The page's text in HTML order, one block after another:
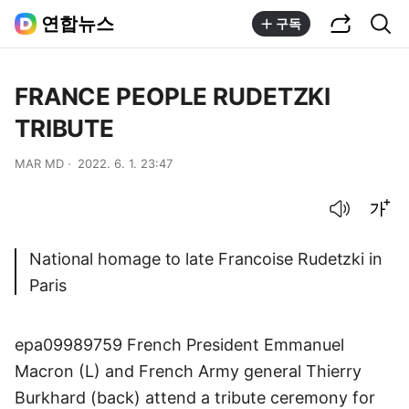
연합뉴스 구독
FRANCE PEOPLE RUDETZKI
TRIBUTE
MAR MD 2022. 6. 1. 23:47
National homage to late Francoise Rudetzki in
Paris
epa09989759 French President Emmanuel
Macron (L) and French Army general Thierry
Burkhard (back) attend a tribute ceremony for